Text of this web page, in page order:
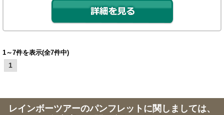
1～7件を表示(全7件中)
1
レインボーツアーのパンフレットに関しましては、